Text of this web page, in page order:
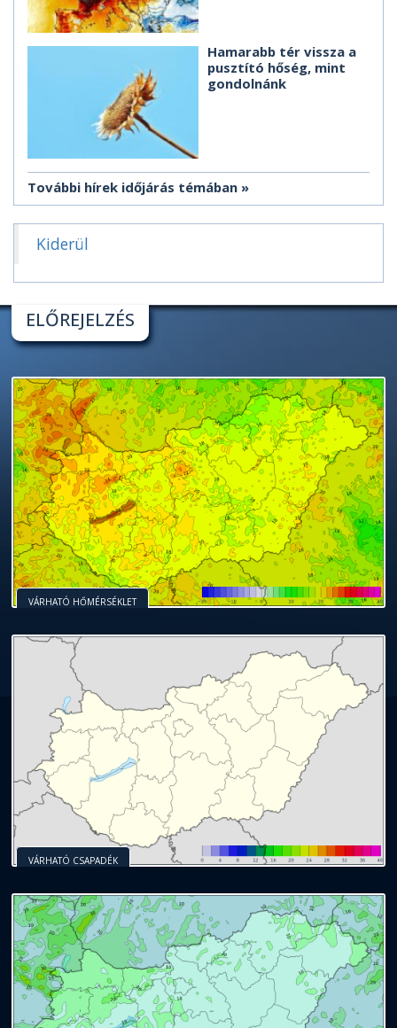
Hamarabb tér vissza a
pusztító hőség, mint
gondolnánk
További hírek időjárás témában
Kiderül
ELŐREJELZÉS
VÁRHATÓ HŐMÉRSÉKLET
VÁRHATÓ CSAPADÉK